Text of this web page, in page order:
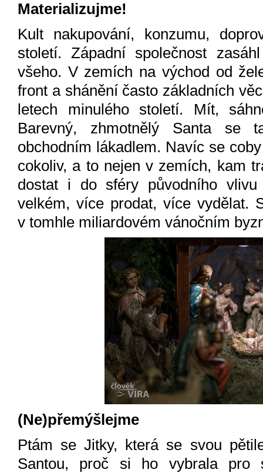
Materializujme!
Kult nakupování, konzumu,
století. Západní společnost
všeho. V zemích na východ od
front a shánění často základních
letech minulého století. Mít,
Barevný, zhmotnělý Santa se
obchodním lákadlem. Navíc se
cokoliv, a to nejen v zemích, kam
dostat i do sféry původního
velkém, více prodat, více vydělat.
v tomhle miliardovém vánočním
(Ne)přemýšlejme
Ptám se Jitky, která se svou
Santou, proč si ho vybrala pro